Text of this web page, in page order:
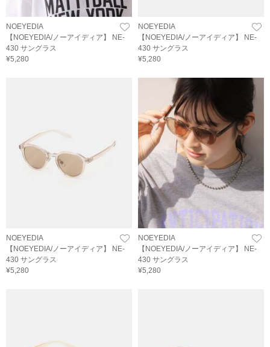
NOEYEDIA
【NOEYEDIA/ノーアイディア】 NE-
430 サングラス
¥5,280
NOEYEDIA
【NOEYEDIA/ノーアイディア】 NE-
430 サングラス
¥5,280
NOEYEDIA
【NOEYEDIA/ノーアイディア】 NE-
430 サングラス
¥5,280
NOEYEDIA
【NOEYEDIA/ノーアイディア】 NE-
430 サングラス
¥5,280